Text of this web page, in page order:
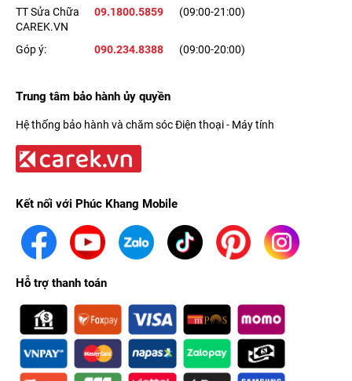
TT Sửa Chữa
CAREK.VN
09.1800.5859 (09:00-21:00)
Góp ý: 090.234.8388 (09:00-20:00)
Trung tâm bảo hành ủy quyền
Hệ thống bảo hành và chăm sóc Điện thoại - Máy tính
Kết nối với Phúc Khang Mobile
Hỗ trợ thanh toán